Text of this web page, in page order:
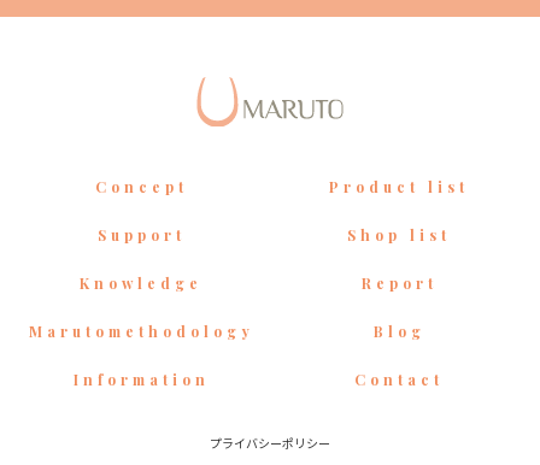
Concept Product list
Support Shop list
Knowledge Report
Marutomethodology Blog
Information Contact
プライバシーポリシー